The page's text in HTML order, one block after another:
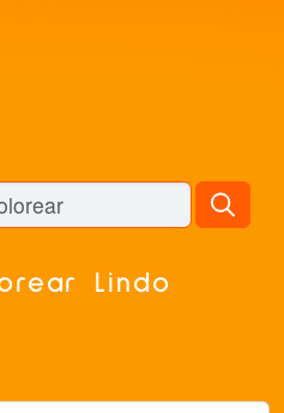
Lindo